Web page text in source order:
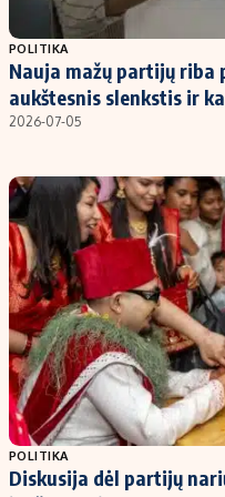
Populiarios temos
Investavimas
Akcijų rinka
Kriptovaliutos
Infliacija
Migracija
Redakcija
Apie mus
Redakcijos politika
Privatumo politika
Turinio žymėjimo taisyklės
POLITIKA
Nauja mažų partijų riba
aukštesnis slenkstis ir
2026-07-05
POLITIKA
Diskusija dėl partijų